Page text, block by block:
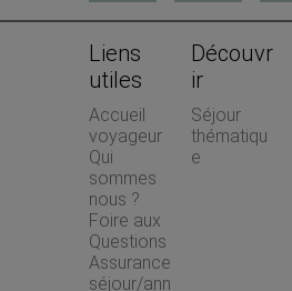
Liens
utiles
Accueil
voyageur
Qui
sommes
nous ?
Foire aux
Questions
Assurance
séjour/ann
Découvr
ir
Séjour
thématiqu
e